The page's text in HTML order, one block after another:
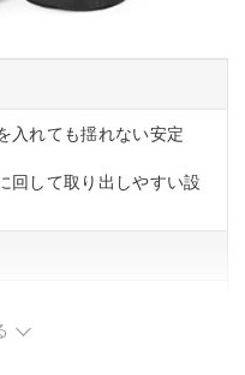
入れても揺れない安定
回して取り出しやすい設